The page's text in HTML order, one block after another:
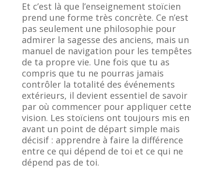
Et c’est là que l’enseignement stoïcien
prend une forme très concrète. Ce n’est
pas seulement une philosophie pour
admirer la sagesse des anciens, mais un
manuel de navigation pour les tempêtes
de ta propre vie. Une fois que tu as
compris que tu ne pourras jamais
contrôler la totalité des événements
extérieurs, il devient essentiel de savoir
par où commencer pour appliquer cette
vision. Les stoïciens ont toujours mis en
avant un point de départ simple mais
décisif : apprendre à faire la différence
entre ce qui dépend de toi et ce qui ne
dépend pas de toi.